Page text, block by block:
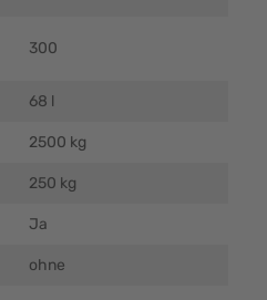
300
68 l
2500 kg
250 kg
Ja
ohne